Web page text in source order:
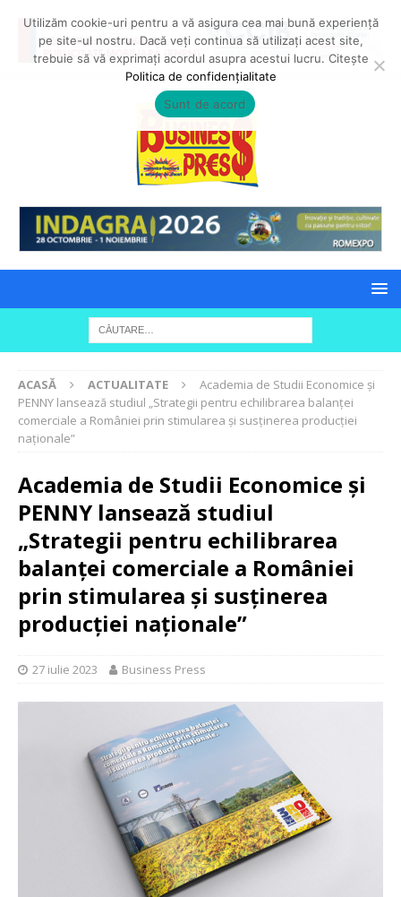
ACASĂ ACTUALITATE
Academia de Studii Economice și
PENNY lansează studiul „Strategii pentru echilibrarea balanței
comerciale a României prin stimularea și susținerea producției
naționale”
Academia de Studii Economice și
PENNY lansează studiul
„Strategii pentru echilibrarea
balanței comerciale a României
prin stimularea și susținerea
producției naționale”
27 iulie 2023 Business Press
Utilizăm cookie-uri pentru a vă asigura cea mai bună experiență
pe site-ul nostru. Dacă veți continua să utilizați acest site,
trebuie să vă exprimați acordul asupra acestui lucru. Citește
Politica de confidențialitate
Sunt de acord